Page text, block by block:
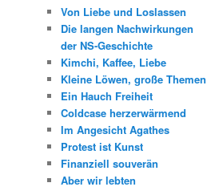
Von Liebe und Loslassen
Die langen Nachwirkungen
der NS-Geschichte
Kimchi, Kaffee, Liebe
Kleine Löwen, große Themen
Ein Hauch Freiheit
Coldcase herzerwärmend
Im Angesicht Agathes
Protest ist Kunst
Finanziell souverän
Aber wir lebten